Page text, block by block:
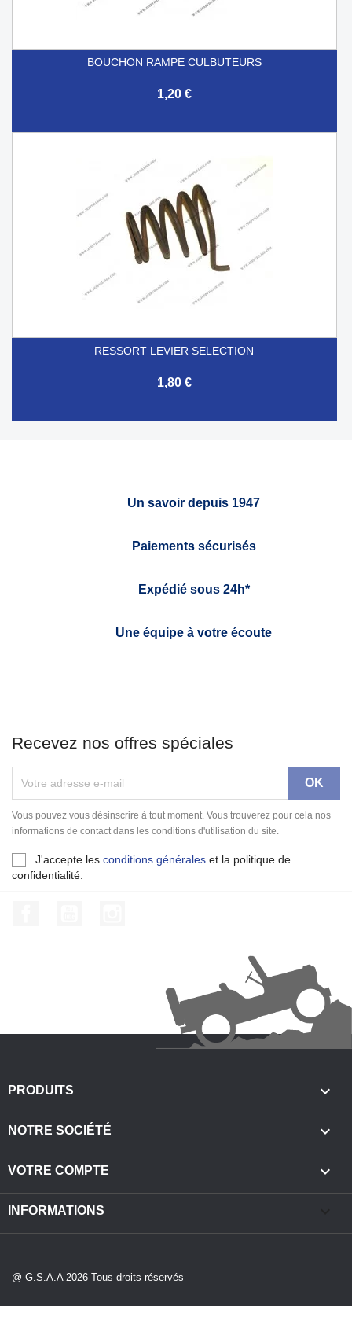
BOUCHON RAMPE CULBUTEURS
1,20 €
RESSORT LEVIER SELECTION
1,80 €
Un savoir depuis 1947
Paiements sécurisés
Expédié sous 24h*
Une équipe à votre écoute
Recevez nos offres spéciales
Vous pouvez vous désinscrire à tout moment. Vous trouverez pour cela nos
informations de contact dans les conditions d'utilisation du site.
J'accepte les conditions générales et la politique de
confidentialité.
PRODUITS 
NOTRE SOCIÉTÉ 
VOTRE COMPTE 
INFORMATIONS
@ G.S.A.A 2026 Tous droits réservés